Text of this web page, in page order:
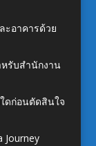
ะอาคารด้วย
รับสำนักงาน
ดก่อนตัดสินใจ
Journey